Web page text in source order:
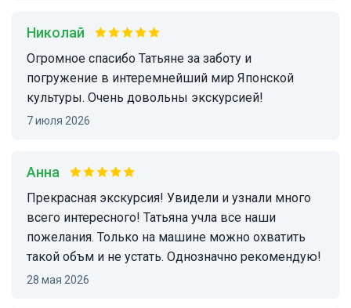
Николай
Огромное спасибо Татьяне за заботу и
погружение в интеремнейший мир Японской
культуры. Очень довольны экскурсией!
7 июля 2026
Анна
Прекрасная экскурсия! Увидели и узнали много
всего интересного! Татьяна учла все наши
пожелания. Только на машине можно охватить
такой объм и не устать. Однозначно рекомендую!
28 мая 2026